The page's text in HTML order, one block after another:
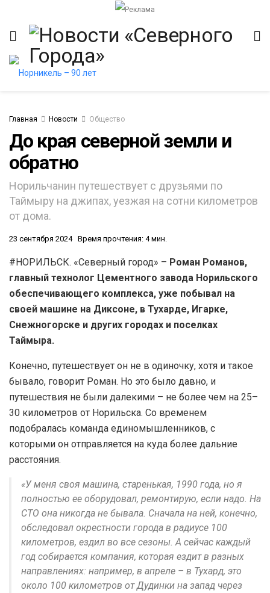
Главная Новости Общество
До края северной земли и
обратно
Норильчанин путешествует с друзьями по
Таймыру на джипах, уезжая на сотни километров
от дома.
23 сентября 2024 Время прочтения: 4 мин.
#НОРИЛЬСК. «Северный город» – Роман Романов,
главный технолог Цементного завода Норильского
обеспечивающего комплекса, уже побывал на
своей машине на Диксоне, в Тухарде, Игарке,
Снежногорске и других городах и поселках
Таймыра.
Конечно, путешествует он не в одиночку, хотя и такое
бывало, говорит Роман. Но это было давно, и
путешествия не были далекими – не более чем на 25–
30 километров от Норильска. Со временем
подобралась команда единомышленников, с
которыми он отправляется на куда более дальние
расстояния.
«У меня своя машина, старенькая, 1990 года, но я
полностью ее оборудовал, ремонтирую, если надо. На
СТО она никогда не бывала. Сначала на ней, конечно,
обследовал окрестности города в радиусе 100
километров, ездил во все сезоны. А сейчас каждый
год собирается компания, которая ездит в разных
направлениях: например, в апреле – в Тухард, это
около 100 километров от Дудинки на запад через